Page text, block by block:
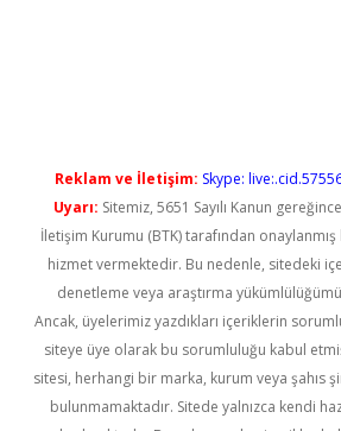
Reklam ve İletişim: Skype:
Uyarı: Sitemiz, 5651 Sayılı Kanun
İletişim Kurumu (BTK) tarafından onaylanmış
hizmet vermektedir. Bu nedenle, sitedeki
denetleme veya araştırma
Ancak, üyelerimiz yazdıkları içeriklerin
siteye üye olarak bu sorumluluğu kabul
sitesi, herhangi bir marka, kurum veya şahıs
bulunmamaktadır. Sitede yalnızca kendi